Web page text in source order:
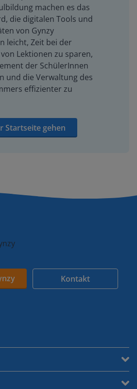
machen es das
die digitalen Tools und
von Gynzy
leicht, Zeit bei der
Lektionen zu sparen,
der SchülerInnen
und die Verwaltung des
effizienter zu
Startseite gehen
Kontakt